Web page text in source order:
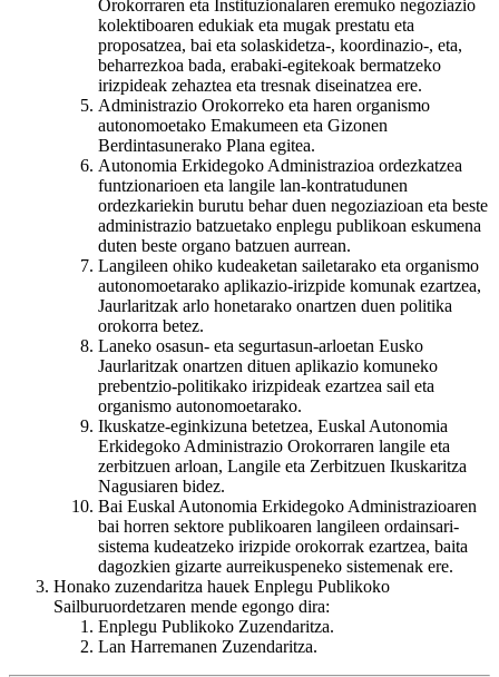
Orokorraren eta Instituzionalaren eremuko negoziazio
kolektiboaren edukiak eta mugak prestatu eta
proposatzea, bai eta solaskidetza-, koordinazio-, eta,
beharrezkoa bada, erabaki-egitekoak bermatzeko
irizpideak zehaztea eta tresnak diseinatzea ere.
Administrazio Orokorreko eta haren organismo
autonomoetako Emakumeen eta Gizonen
Berdintasunerako Plana egitea.
Autonomia Erkidegoko Administrazioa ordezkatzea
funtzionarioen eta langile lan-kontratudunen
ordezkariekin burutu behar duen negoziazioan eta beste
administrazio batzuetako enplegu publikoan eskumena
duten beste organo batzuen aurrean.
Langileen ohiko kudeaketan sailetarako eta organismo
autonomoetarako aplikazio-irizpide komunak ezartzea,
Jaurlaritzak arlo honetarako onartzen duen politika
orokorra betez.
Laneko osasun- eta segurtasun-arloetan Eusko
Jaurlaritzak onartzen dituen aplikazio komuneko
prebentzio-politikako irizpideak ezartzea sail eta
organismo autonomoetarako.
Ikuskatze-eginkizuna betetzea, Euskal Autonomia
Erkidegoko Administrazio Orokorraren langile eta
zerbitzuen arloan, Langile eta Zerbitzuen Ikuskaritza
Nagusiaren bidez.
Bai Euskal Autonomia Erkidegoko Administrazioaren
bai horren sektore publikoaren langileen ordainsari-
sistema kudeatzeko irizpide orokorrak ezartzea, baita
dagozkien gizarte aurreikuspeneko sistemenak ere.
Honako zuzendaritza hauek Enplegu Publikoko
Sailburuordetzaren mende egongo dira:
Enplegu Publikoko Zuzendaritza.
Lan Harremanen Zuzendaritza.